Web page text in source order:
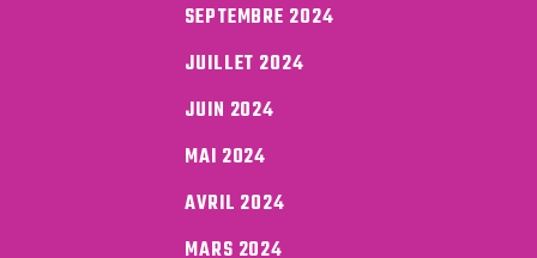
SEPTEMBRE 2024
JUILLET 2024
JUIN 2024
MAI 2024
AVRIL 2024
MARS 2024